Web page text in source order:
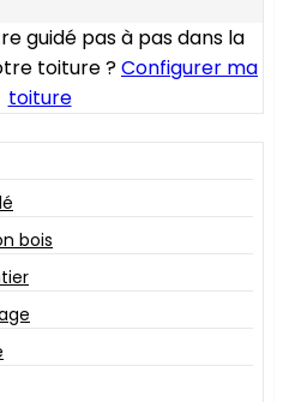
guidé pas à pas dans la
toiture ?Configurer ma
toiture
bois